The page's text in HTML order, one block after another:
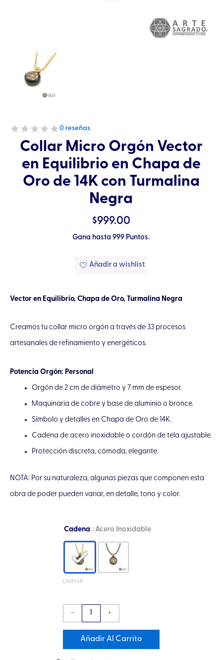
0 reseñas
Collar Micro Orgón Vector
en Equilibrio en Chapa de
Oro de 14K con Turmalina
Negra
$999.00
Gana hasta 999 Puntos.
Añadir a wishlist
Vector en Equilibrio, Chapa de Oro, Turmalina Negra
Creamos tu collar micro orgón a través de 33 procesos
artesanales de refinamiento y energéticos.
Potencia Orgón: Personal
Orgón de 2 cm de diámetro y 7 mm de espesor.
Maquinaria de cobre y base de aluminio o bronce.
Símbolo y detalles en Chapa de Oro de 14K.
Cadena de acero inoxidable o cordón de tela ajustable.
Protección discreta, cómoda, elegante.
NOTA: Por su naturaleza, algunas piezas que componen esta
obra de poder pueden variar, en detalle, tono y color.
Cadena : Acero Inoxidable
LIMPIAR
-
Collar
Micro
Orgón
Vector
en
en
de
+
Añadir Al Carrito